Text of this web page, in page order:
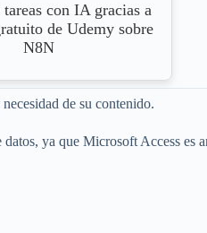
con IA gracias a
de Udemy sobre
N8N
de su contenido.
ya que Microsoft Access es